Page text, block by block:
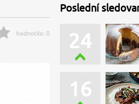
hodnotilo: 0
Poslední
24
16